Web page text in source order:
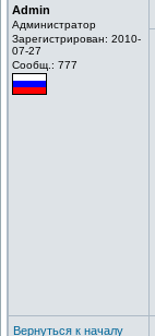
Admin
Администратор
Зарегистрирован: 2010-
07-27
Сообщ.: 777
Вернуться к началу